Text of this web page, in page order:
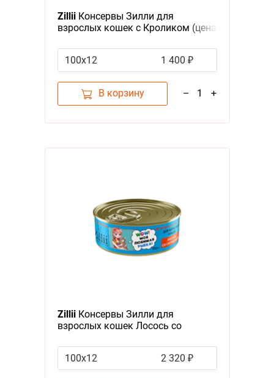
ZilliiКонсервы Зилли для
взрослых кошек с Кроликом (цена
100х12
1 400 ₽
В корзину – 1 +
ZilliiКонсервы Зилли для
взрослых кошек Лосось со
100х12
2 320 ₽